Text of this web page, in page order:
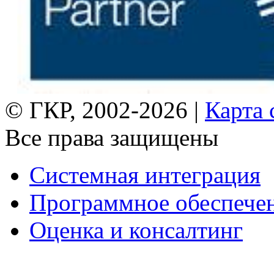
© ГКР, 2002-2026 | Карта
Все права защищены
Системная интеграция
Программное
Оценка и консалтинг